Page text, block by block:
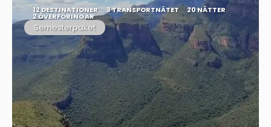
12 DESTINATIONER 3 TRANSPORTNÄTET 20 NÄTTER
2 ÖVERFÖRINGAR
Semesterpaket